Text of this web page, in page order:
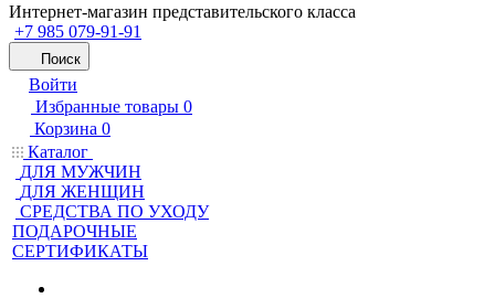
Интернет-магазин представительского класса
+7 985 079-91-91
Поиск
Войти
Избранные товары 0
Корзина 0
Каталог
ДЛЯ МУЖЧИН
ДЛЯ ЖЕНЩИН
CРЕДСТВА ПО УХОДУ
ПОДАРОЧНЫЕ
СЕРТИФИКАТЫ